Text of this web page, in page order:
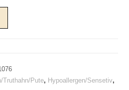
Truthahn/Pute, Hypoallergen/Sensetiv,